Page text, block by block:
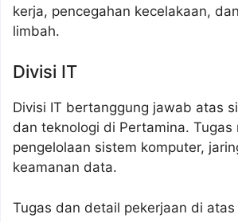
kerja, pencegahan kecelakaan,
limbah.
Divisi IT
Divisi IT bertanggung jawab atas
dan teknologi di Pertamina. Tugas
pengelolaan sistem komputer,
keamanan data.
Tugas dan detail pekerjaan di